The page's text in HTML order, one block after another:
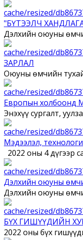
"БҮТЭЭЛЧ
Дэлхийн оюуны
ЗАРЛАЛ
Оюуны өмчийн
Европын холбоонд
Энэхүү сургалт,
Мэдээлэл,
2022 оны 4
Дэлхийн оюуны
Дэлхийн оюуны
БҮХ ГИШҮҮДИЙН
2022 оны бүх